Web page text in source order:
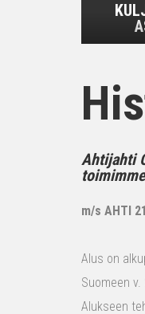
Ahtijahti
m/s AHTI
Alus on
Suomeen
Alukseen